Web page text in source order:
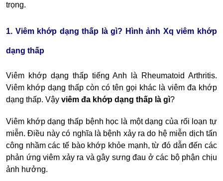
trọng.
1. Viêm khớp dạng thấp là gì? Hình ảnh Xq viêm khớp
dạng thấp
Viêm khớp dạng thấp tiếng Anh là Rheumatoid Arthritis.
Viêm khớp dạng thấp còn có tên gọi khác là viêm đa khớp
dạng thấp. Vậy viêm đa khớp dạng thấp là gì?
Viêm khớp dạng thấp bệnh học là một dạng của rối loạn tự
miễn. Điều này có nghĩa là bệnh xảy ra do hệ miễn dịch tấn
công nhầm các tế bào khớp khỏe mạnh, từ đó dẫn đến các
phản ứng viêm xảy ra và gây sưng đau ở các bộ phận chịu
ảnh hưởng.